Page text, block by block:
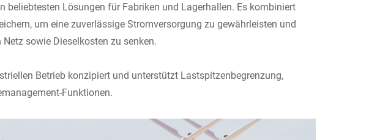
beliebtesten Lösungen für Fabriken und Lagerhallen. Es kombiniert
um eine zuverlässige Stromversorgung zu gewährleisten und
sowie Dieselkosten zu senken.
Betrieb konzipiert und unterstützt Lastspitzenbegrenzung,
Funktionen.